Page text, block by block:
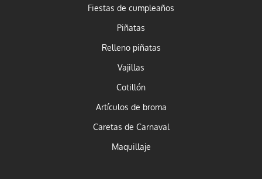
Fiestas de cumpleaños
Piñatas
Relleno piñatas
Vajillas
Cotillón
Artículos de broma
Caretas de Carnaval
Maquillaje